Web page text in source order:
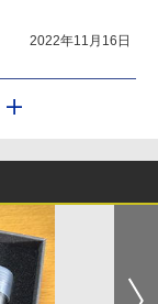
2022年11月16日